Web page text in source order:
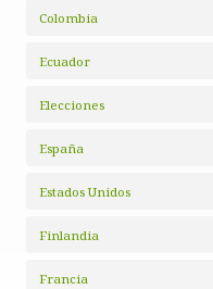
Colombia
Ecuador
Elecciones
España
Estados Unidos
Finlandia
Francia